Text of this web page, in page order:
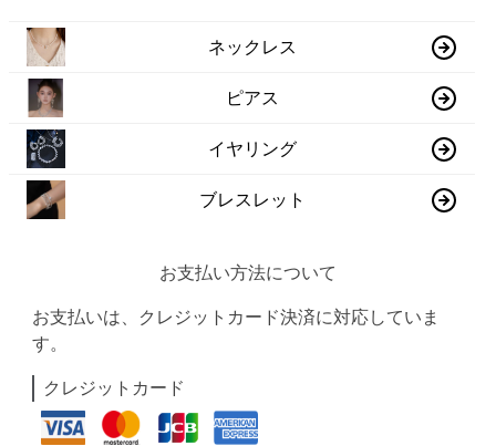
ネックレス
ピアス
イヤリング
ブレスレット
お支払い方法について
お支払いは、クレジットカード決済に対応していま
す。
クレジットカード